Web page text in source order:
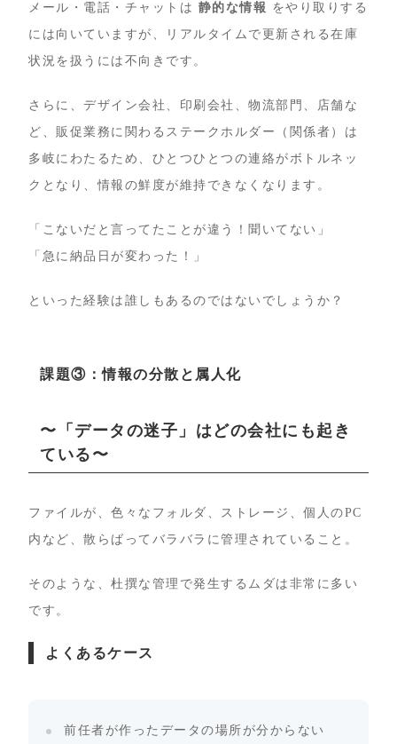
メール・電話・チャットは 静的な情報 をやり取りする
には向いていますが、リアルタイムで更新される在庫
状況を扱うには不向きです。
さらに、デザイン会社、印刷会社、物流部門、店舗な
ど、販促業務に関わるステークホルダー（関係者）は
多岐にわたるため、ひとつひとつの連絡がボトルネッ
クとなり、情報の鮮度が維持できなくなります。
「こないだと言ってたことが違う！聞いてない」
「急に納品日が変わった！」
といった経験は誰しもあるのではないでしょうか？
課題③：情報の分散と属人化
〜「データの迷子」はどの会社にも起き
ている〜
ファイルが、色々なフォルダ、ストレージ、個人のPC
内など、散らばってバラバラに管理されていること。
そのような、杜撰な管理で発生するムダは非常に多い
です。
よくあるケース
前任者が作ったデータの場所が分からない